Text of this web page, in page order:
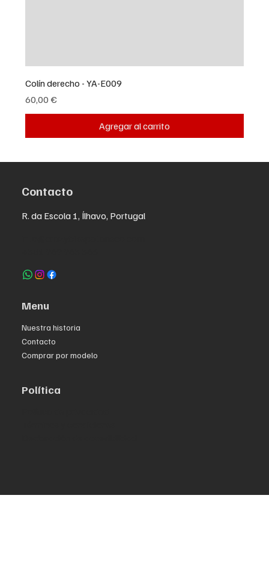
Colín derecho - YA-E009
Precio
60,00 €
Agregar al carrito
Contacto
R. da Escola 1, Ílhavo, Portugal
Menu
Nuestra historia
Contacto
Comprar por modelo
Política